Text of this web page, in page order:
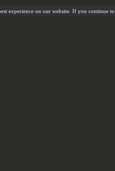
experience on our website. If you continue